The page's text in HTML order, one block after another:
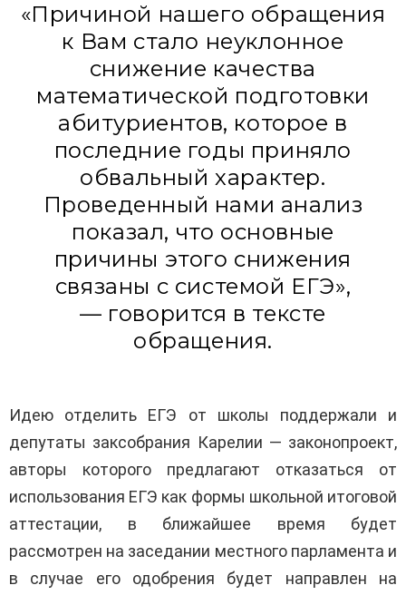
«Причиной нашего обращения
к Вам стало неуклонное
снижение качества
математической подготовки
абитуриентов, которое в
последние годы приняло
обвальный характер.
Проведенный нами анализ
показал, что основные
причины этого снижения
связаны с системой ЕГЭ»,
— говорится в тексте
обращения.
Идею отделить ЕГЭ от школы поддержали и
депутаты заксобрания Карелии — законопроект,
авторы которого предлагают отказаться от
использования ЕГЭ как формы школьной итоговой
аттестации, в ближайшее время будет
рассмотрен на заседании местного парламента и
в случае его одобрения будет направлен на